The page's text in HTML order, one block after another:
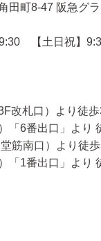
田町8-47 阪急グ
【土日祝】
改札口）より徒
「6番出口」より
筋南口）より徒
「1番出口」より